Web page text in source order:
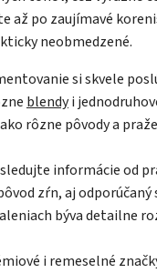
až po zaujímavé
neobmedzené.
si skvele
blendyi
rôzne pôvody a
informácie od
zŕn, aj
býva detailne
i remeselné
Powered by chaterimo